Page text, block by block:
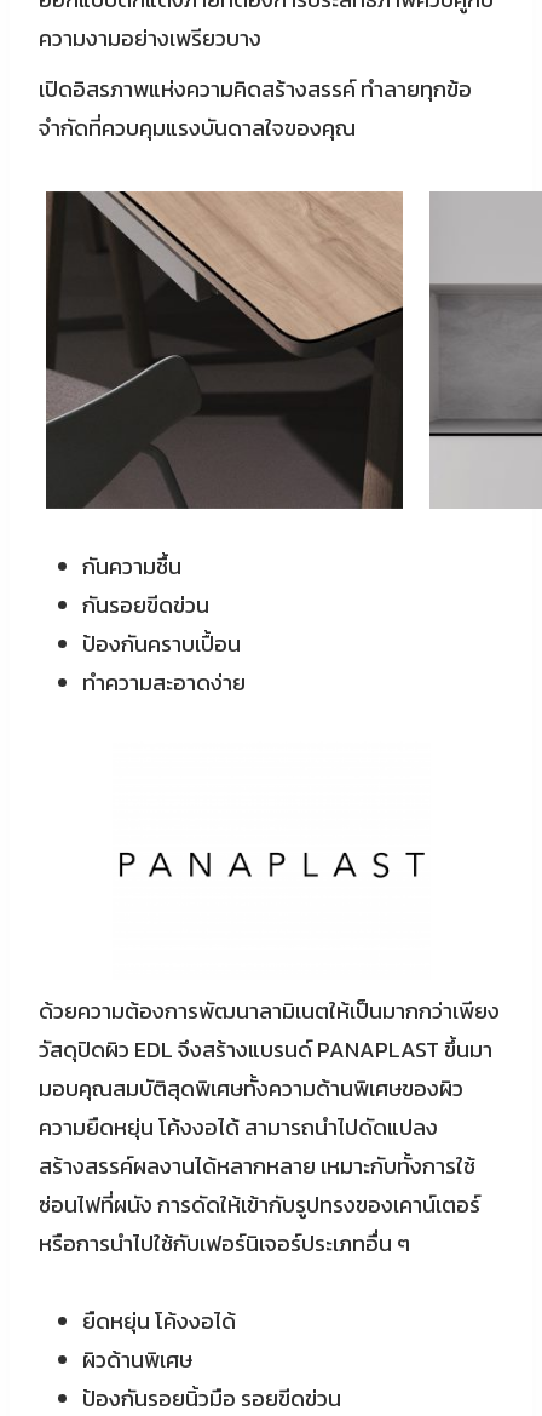
ความงามอย่างเพรียวบาง
เปิดอิสรภาพแห่งความคิดสร้างสรรค์ ทำลายทุกข้อ
จำกัดที่ควบคุมแรงบันดาลใจของคุณ
กันความชื้น
กันรอยขีดข่วน
ป้องกันคราบเปื้อน
ทำความสะอาดง่าย
ด้วยความต้องการพัฒนาลามิเนตให้เป็นมากกว่าเพียง
วัสดุปิดผิว EDL จึงสร้างแบรนด์ PANAPLAST ขึ้นมา
มอบคุณสมบัติสุดพิเศษทั้งความด้านพิเศษของผิว
ความยืดหยุ่น โค้งงอได้ สามารถนำไปดัดแปลง
สร้างสรรค์ผลงานได้หลากหลาย เหมาะกับทั้งการใช้
ซ่อนไฟที่ผนัง การดัดให้เข้ากับรูปทรงของเคาน์เตอร์
หรือการนำไปใช้กับเฟอร์นิเจอร์ประเภทอื่น ๆ
ยืดหยุ่น โค้งงอได้
ผิวด้านพิเศษ
ป้องกันรอยนิ้วมือ รอยขีดข่วน